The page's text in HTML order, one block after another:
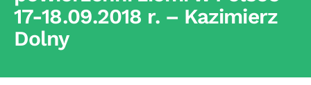
17-18.09.2018 r. – Kazimierz
Dolny